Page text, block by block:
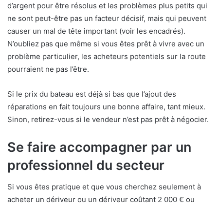
d’argent pour être résolus et les problèmes plus petits qui
ne sont peut-être pas un facteur décisif, mais qui peuvent
causer un mal de tête important (voir les encadrés).
N’oubliez pas que même si vous êtes prêt à vivre avec un
problème particulier, les acheteurs potentiels sur la route
pourraient ne pas l’être.
Si le prix du bateau est déjà si bas que l’ajout des
réparations en fait toujours une bonne affaire, tant mieux.
Sinon, retirez-vous si le vendeur n’est pas prêt à négocier.
Se faire accompagner par un
professionnel du secteur
Si vous êtes pratique et que vous cherchez seulement à
acheter un dériveur ou un dériveur coûtant 2 000 € ou